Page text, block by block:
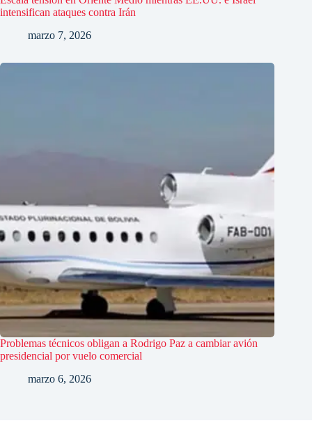
intensifican ataques contra Irán
marzo 7, 2026
Problemas técnicos obligan a Rodrigo Paz a cambiar avión
presidencial por vuelo comercial
marzo 6, 2026